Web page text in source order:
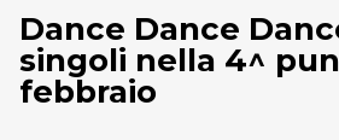
Dance Dance
singoli nella 4^
febbraio